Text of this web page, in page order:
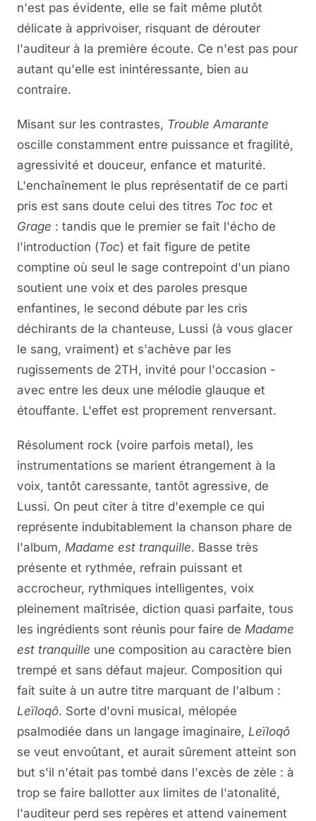
n'est pas évidente, elle se fait même plutôt
délicate à apprivoiser, risquant de dérouter
l'auditeur à la première écoute. Ce n'est pas pour
autant qu'elle est inintéressante, bien au
contraire.
Misant sur les contrastes, Trouble Amarante
oscille constamment entre puissance et fragilité,
agressivité et douceur, enfance et maturité.
L'enchaînement le plus représentatif de ce parti
pris est sans doute celui des titres Toc toc et
Grage : tandis que le premier se fait l'écho de
l'introduction (Toc) et fait figure de petite
comptine où seul le sage contrepoint d'un piano
soutient une voix et des paroles presque
enfantines, le second débute par les cris
déchirants de la chanteuse, Lussi (à vous glacer
le sang, vraiment) et s'achève par les
rugissements de 2TH, invité pour l'occasion -
avec entre les deux une mélodie glauque et
étouffante. L'effet est proprement renversant.
Résolument rock (voire parfois metal), les
instrumentations se marient étrangement à la
voix, tantôt caressante, tantôt agressive, de
Lussi. On peut citer à titre d'exemple ce qui
représente indubitablement la chanson phare de
l'album, Madame est tranquille. Basse très
présente et rythmée, refrain puissant et
accrocheur, rythmiques intelligentes, voix
pleinement maîtrisée, diction quasi parfaite, tous
les ingrédients sont réunis pour faire de Madame
est tranquille une composition au caractère bien
trempé et sans défaut majeur. Composition qui
fait suite à un autre titre marquant de l'album :
Leïloqô. Sorte d'ovni musical, mélopée
psalmodiée dans un langage imaginaire, Leïloqô
se veut envoûtant, et aurait sûrement atteint son
but s'il n'était pas tombé dans l'excès de zèle : à
trop se faire ballotter aux limites de l'atonalité,
l'auditeur perd ses repères et attend vainement